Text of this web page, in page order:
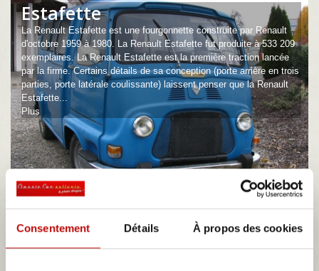
Consentement Détails À propos des cookies
Estafette
La Renault Estafette est une fourgonnette construite par Renault
d'octobre 1959 à 1980. La Renault Estafette fut produite à 533 209
exemplaires. La Renault Estafette est la première traction lancée
par la firme. Certains détails de sa conception (porte arrière en trois
parties, porte latérale coulissante) laissent penser que la Renault
Estafette...
Plus
ESTAFETTE
Il y a 3 produits.